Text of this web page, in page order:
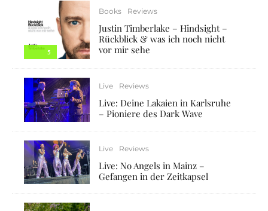
5
Books Reviews
Justin Timberlake – Hindsight –
Rückblick & was ich noch nicht
vor mir sehe
Live Reviews
Live: Deine Lakaien in Karlsruhe
– Pioniere des Dark Wave
Live Reviews
Live: No Angels in Mainz –
Gefangen in der Zeitkapsel